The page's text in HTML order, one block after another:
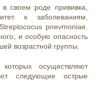
своем роде прививка,
к заболеваниям,
pnevmoniae.
и особую опасность
возрастной группы.
осуществляют
следующие острые